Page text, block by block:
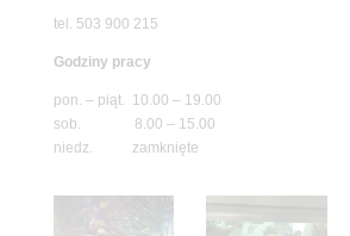
tel. 503 900 215
Godziny pracy
pon. – piąt. 10.00 – 19.00
sob. 8.00 – 15.00
niedz. zamknięte